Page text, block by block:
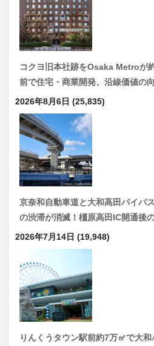
コクヨ旧本社跡をOsaka Metro
前で住宅・商業開発、沿線価値の
2026年8月6日 (25,835)
京奈和自動車道と大和高田バイパ
の渋滞が消滅！橿原高田IC開通後
2026年7月14日 (19,948)
りんくうタウン駅前約7万㎡で大